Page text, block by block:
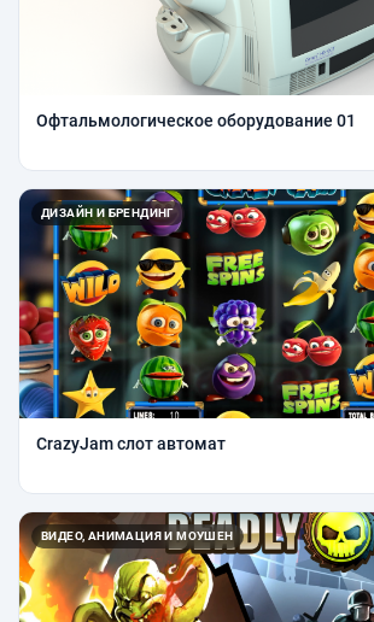
Офтальмологическое оборудование 01
ДИЗАЙН И БРЕНДИНГ
CrazyJam слот автомат
ВИДЕО, АНИМАЦИЯ И МОУШЕН